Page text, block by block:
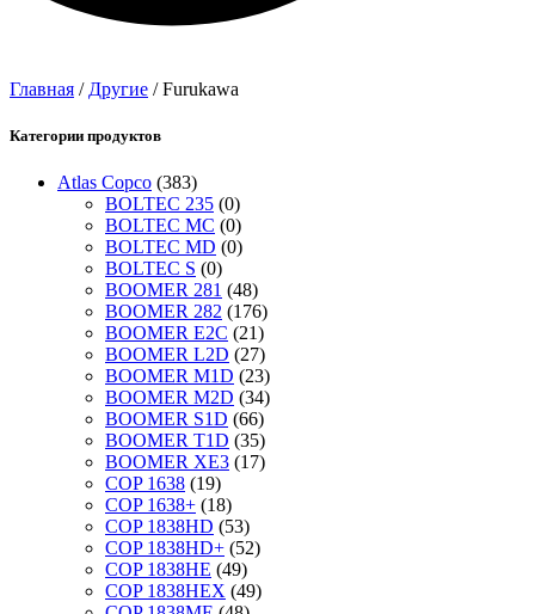
Главная / Другие / Furukawa
Категории продуктов
Atlas Copco (383)
BOLTEC 235 (0)
BOLTEC MC (0)
BOLTEC MD (0)
BOLTEC S (0)
BOOMER 281 (48)
BOOMER 282 (176)
BOOMER E2C (21)
BOOMER L2D (27)
BOOMER M1D (23)
BOOMER M2D (34)
BOOMER S1D (66)
BOOMER T1D (35)
BOOMER XE3 (17)
COP 1638 (19)
COP 1638+ (18)
COP 1838HD (53)
COP 1838HD+ (52)
COP 1838HE (49)
COP 1838HEX (49)